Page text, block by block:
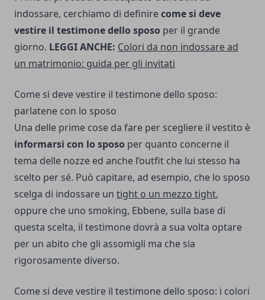
indossare, cerchiamo di definirecome si deve
vestire il testimone dello sposo per il grande
giorno. LEGGI ANCHE: Colori da non indossare ad
un matrimonio: guida per gli invitati
Come si deve vestire il testimone dello sposo:
parlatene con lo sposo
Una delle prime cose da fare per scegliere il vestito è
informarsi con lo sposo per quanto concerne il
tema delle nozze ed anche l’outfit che lui stesso ha
scelto per sé. Può capitare, ad esempio, che lo sposo
scelga di indossare un tight o un mezzo tight,
oppure che uno smoking, Ebbene, sulla base di
questa scelta, il testimone dovrà a sua volta optare
per un abito che gli assomigli ma che sia
rigorosamente diverso.
Come si deve vestire il testimone dello sposo: i colori